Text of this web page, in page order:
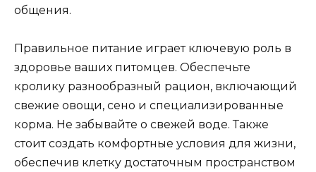
общения.
Правильное питание играет ключевую роль в
здоровье ваших питомцев. Обеспечьте
кролику разнообразный рацион, включающий
свежие овощи, сено и специализированные
корма. Не забывайте о свежей воде. Также
стоит создать комфортные условия для жизни,
обеспечив клетку достаточным пространством